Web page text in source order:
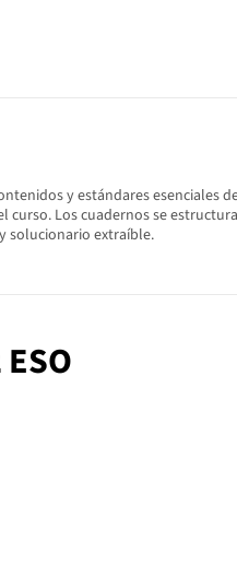
y estándares esenciales
curso. Los cuadernos se
solucionario extraíble.